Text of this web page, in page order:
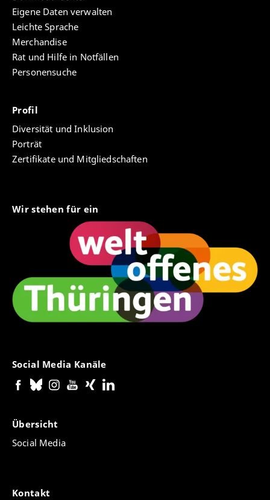
Eigene Daten verwalten
Leichte Sprache
Merchandise
Rat und Hilfe in Notfällen
Personensuche
Profil
Diversität und Inklusion
Porträt
Zertifikate und Mitgliedschaften
Wir stehen für ein
Social Media Kanäle
Übersicht
Social Media
Kontakt